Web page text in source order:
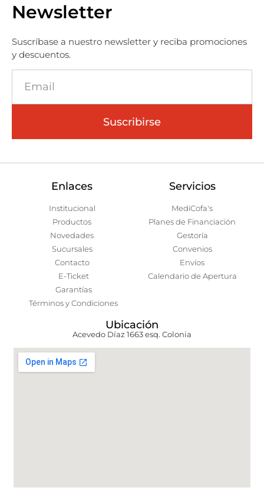
Newsletter
Suscríbase a nuestro newsletter y reciba promociones
y descuentos.
Suscribirse
Enlaces
Institucional
Productos
Novedades
Sucursales
Contacto
E-Ticket
Garantías
Términos y Condiciones
Servicios
MediCofa's
Planes de Financiación
Gestoría
Convenios
Envíos
Calendario de Apertura
Ubicación
Acevedo Díaz 1663 esq. Colonia